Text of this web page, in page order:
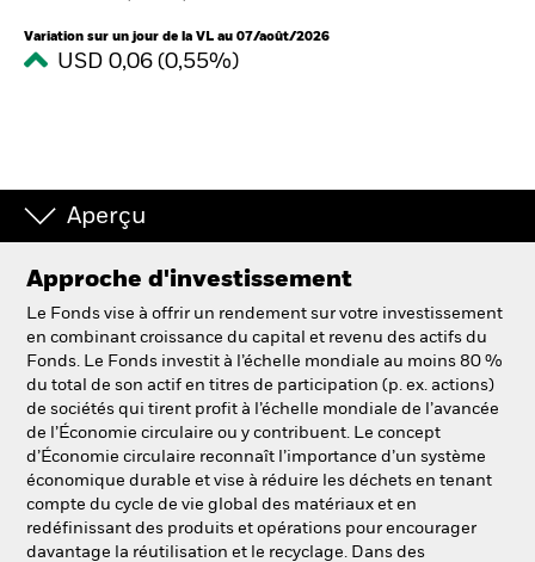
Intermédiaires financiers
BlackRock
iShares
Aladdin
Notre société
Variation sur un jour de la VL au 07/août/2026
USD 0,06 (0,55%)
Aperçu
Approche d'investissement
Le Fonds vise à offrir un rendement sur votre investissement
en combinant croissance du capital et revenu des actifs du
Fonds. Le Fonds investit à l’échelle mondiale au moins 80 %
du total de son actif en titres de participation (p. ex. actions)
de sociétés qui tirent profit à l’échelle mondiale de l’avancée
de l’Économie circulaire ou y contribuent. Le concept
d’Économie circulaire reconnaît l’importance d’un système
économique durable et vise à réduire les déchets en tenant
compte du cycle de vie global des matériaux et en
redéfinissant des produits et opérations pour encourager
davantage la réutilisation et le recyclage. Dans des